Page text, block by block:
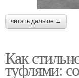
читать дальше →
Как
туфлями: